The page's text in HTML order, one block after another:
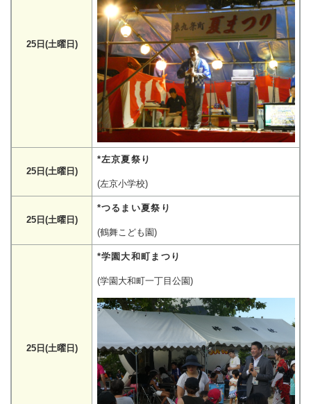
25日(土曜日)
25日(土曜日)
*左京夏祭り
(左京小学校)
25日(土曜日)
*つるまい夏祭り
(鶴舞こども園)
25日(土曜日)
*学園大和町まつり
(学園大和町一丁目公園)